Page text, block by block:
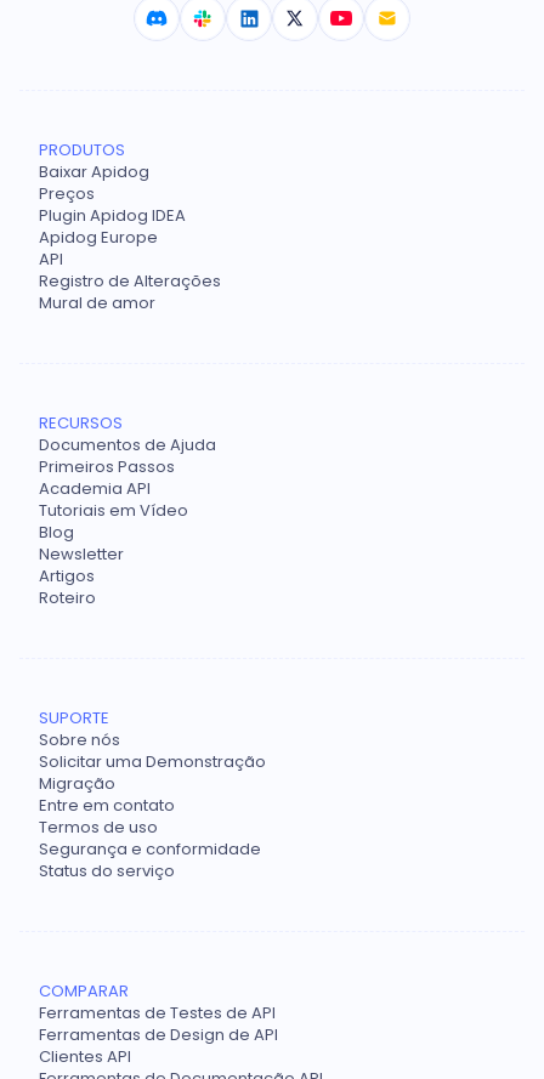
PRODUTOS
Baixar Apidog
Preços
Plugin Apidog IDEA
Apidog Europe
API
Registro de Alterações
Mural de amor
RECURSOS
Documentos de Ajuda
Primeiros Passos
Academia API
Tutoriais em Vídeo
Blog
Newsletter
Artigos
Roteiro
SUPORTE
Sobre nós
Solicitar uma Demonstração
Migração
Entre em contato
Termos de uso
Segurança e conformidade
Status do serviço
COMPARAR
Ferramentas de Testes de API
Ferramentas de Design de API
Clientes API